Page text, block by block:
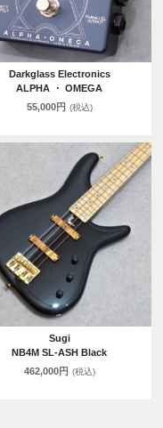
Darkglass Electronics
ALPHA ・ OMEGA
55,000円 (税込)
Sugi
NB4M SL-ASH Black
462,000円 (税込)